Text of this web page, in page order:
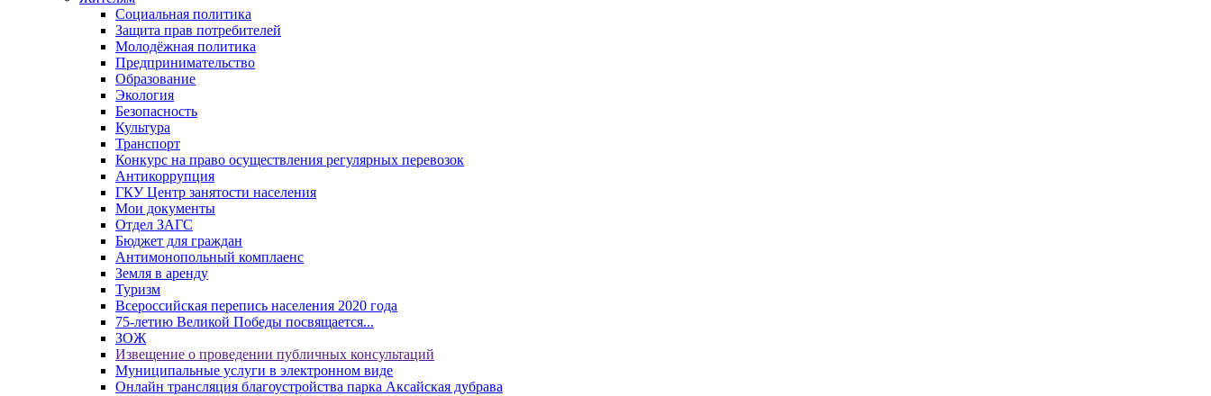
Социальная политика
Защита прав потребителей
Молодёжная политика
Предпринимательство
Образование
Экология
Безопасность
Культура
Транспорт
Конкурс на право осуществления регулярных перевозок
Антикоррупция
ГКУ Центр занятости населения
Мои документы
Отдел ЗАГС
Бюджет для граждан
Антимонопольный комплаенс
Земля в аренду
Туризм
Всероссийская перепись населения 2020 года
75-летию Великой Победы посвящается...
ЗОЖ
Извещение о проведении публичных консультаций
Муниципальные услуги в электронном виде
Онлайн трансляция благоустройства парка Аксайская дубрава